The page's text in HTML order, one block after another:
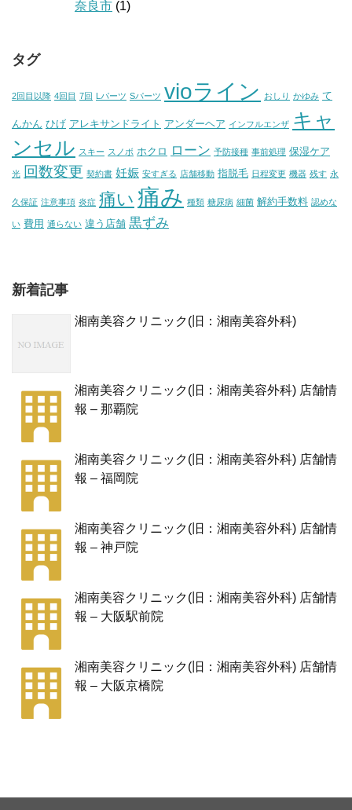
奈良市 (1)
タグ
2回目以降 4回目 7回 Lパーツ Sパーツ vioライン おしり かゆみ て
んかん ひげ アレキサンドライト アンダーヘア インフルエンザ キャ
ンセル スキー スノボ ホクロ ローン 予防接種 事前処理 保湿ケア
光 回数変更 契約書 妊娠 安すぎる 店舗移動 指脱毛 日程変更 機器 残す 永
久保証 注意事項 炎症 痛い 痛み 種類 糖尿病 細菌 解約手数料 認めな
い 費用 通らない 違う店舗 黒ずみ
新着記事
湘南美容クリニック(旧：湘南美容外科)
湘南美容クリニック(旧：湘南美容外科) 店舗情
報 – 那覇院
湘南美容クリニック(旧：湘南美容外科) 店舗情
報 – 福岡院
湘南美容クリニック(旧：湘南美容外科) 店舗情
報 – 神戸院
湘南美容クリニック(旧：湘南美容外科) 店舗情
報 – 大阪駅前院
湘南美容クリニック(旧：湘南美容外科) 店舗情
報 – 大阪京橋院